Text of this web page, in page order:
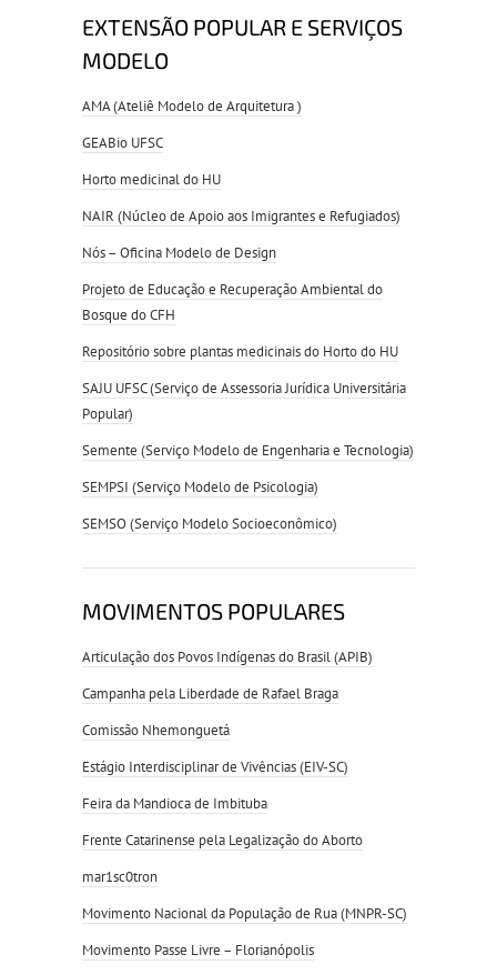
EXTENSÃO POPULAR E SERVIÇOS
MODELO
AMA (Ateliê Modelo de Arquitetura )
GEABio UFSC
Horto medicinal do HU
NAIR (Núcleo de Apoio aos Imigrantes e Refugiados)
Nós – Oficina Modelo de Design
Projeto de Educação e Recuperação Ambiental do
Bosque do CFH
Repositório sobre plantas medicinais do Horto do HU
SAJU UFSC (Serviço de Assessoria Jurídica Universitária
Popular)
Semente (Serviço Modelo de Engenharia e Tecnologia)
SEMPSI (Serviço Modelo de Psicologia)
SEMSO (Serviço Modelo Socioeconômico)
MOVIMENTOS POPULARES
Articulação dos Povos Indígenas do Brasil (APIB)
Campanha pela Liberdade de Rafael Braga
Comissão Nhemonguetá
Estágio Interdisciplinar de Vivências (EIV-SC)
Feira da Mandioca de Imbituba
Frente Catarinense pela Legalização do Aborto
mar1sc0tron
Movimento Nacional da População de Rua (MNPR-SC)
Movimento Passe Livre – Florianópolis